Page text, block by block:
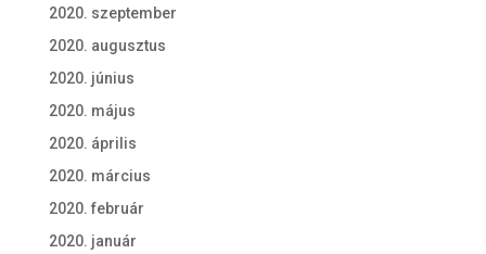
2020. szeptember
2020. augusztus
2020. június
2020. május
2020. április
2020. március
2020. február
2020. január